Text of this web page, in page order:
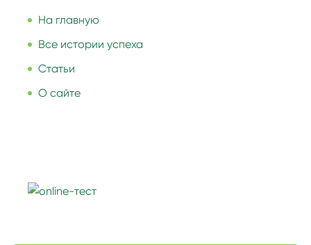
На главную
Все истории успеха
Статьи
О сайте